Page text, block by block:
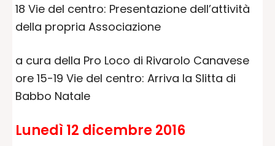
18 Vie del centro: Presentazione dell’attività
della propria Associazione
a cura della Pro Loco di Rivarolo Canavese
ore 15-19 Vie del centro: Arriva la Slitta di
Babbo Natale
Lunedì 12 dicembre 2016